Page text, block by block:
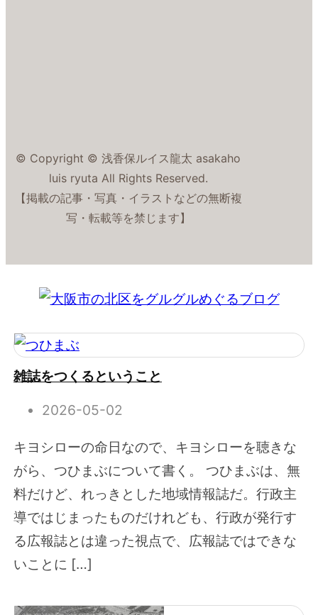
© Copyright © 浅香保ルイス龍太 asakaho
luis ryuta All Rights Reserved.
【掲載の記事・写真・イラストなどの無断複
写・転載等を禁じます】
雑誌をつくるということ
2026-05-02
キヨシローの命日なので、キヨシローを聴きな
がら、つひまぶについて書く。 つひまぶは、無
料だけど、れっきとした地域情報誌だ。行政主
導ではじまったものだけれども、行政が発行す
る広報誌とは違った視点で、広報誌ではできな
いことに […]